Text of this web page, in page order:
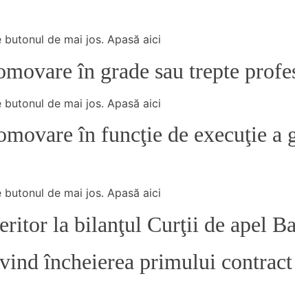
de mai jos. Apasă aici
în grade sau trepte
de mai jos. Apasă aici
în funcţie de execuţie
de mai jos. Apasă aici
la bilanţul Curţii de apel
încheierea primului